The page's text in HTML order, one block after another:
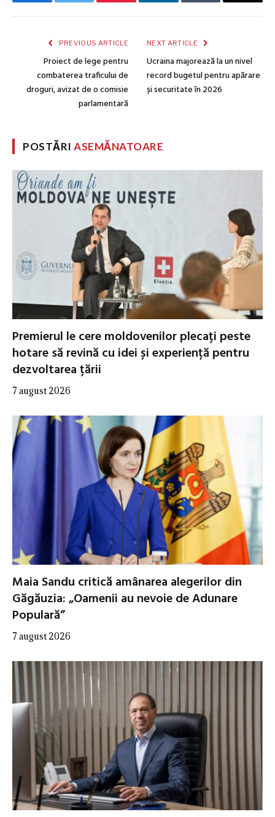
PREVIOUS ARTICLE
Proiect de lege pentru
combaterea traficului de
droguri, avizat de o comisie
parlamentară
NEXT ARTICLE
Ucraina majorează la un nivel
record bugetul pentru apărare
și securitate în 2026
POSTĂRIASEMĂNATOARE
Premierul le cere moldovenilor plecați peste
hotare să revină cu idei și experiență pentru
dezvoltarea țării
7 august 2026
Maia Sandu critică amânarea alegerilor din
Găgăuzia: „Oamenii au nevoie de Adunare
Populară”
7 august 2026